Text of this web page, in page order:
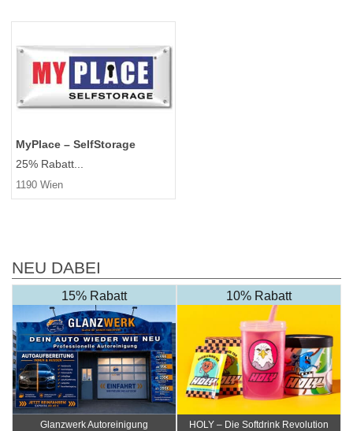
MyPlace – SelfStorage
25% Rabatt...
1190 Wien
NEU DABEI
15% Rabatt
Glanzwerk Autoreinigung
10% Rabatt
HOLY – Die Softdrink Revolution